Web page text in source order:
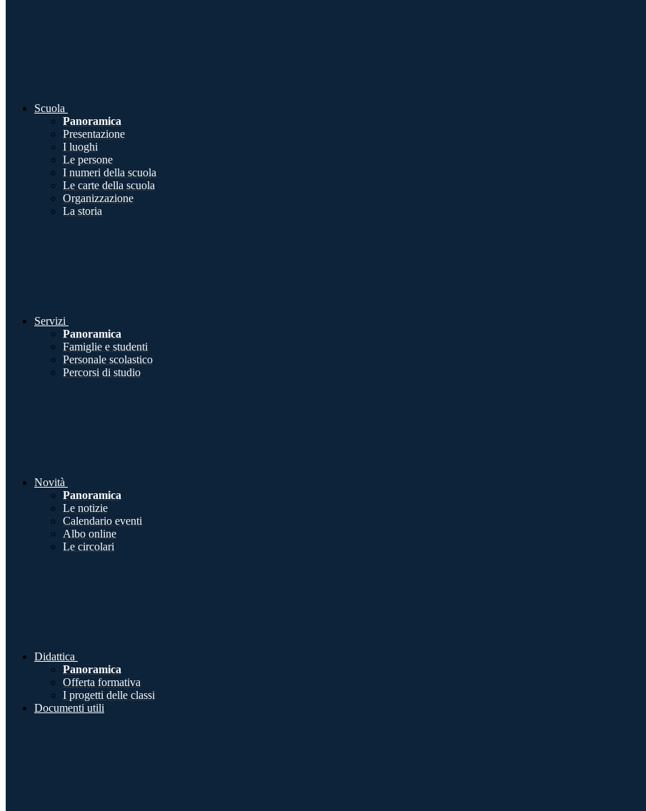
Scuola
Panoramica
Presentazione
I luoghi
Le persone
I numeri della scuola
Le carte della scuola
Organizzazione
La storia
Servizi
Panoramica
Famiglie e studenti
Personale scolastico
Percorsi di studio
Novità
Panoramica
Le notizie
Calendario eventi
Albo online
Le circolari
Didattica
Panoramica
Offerta formativa
I progetti delle classi
Documenti utili